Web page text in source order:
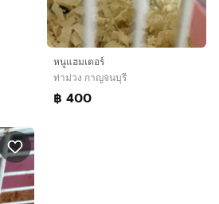
หนูแฮมเตอร์
ท่าม่วง กาญจนบุรี
฿ 400